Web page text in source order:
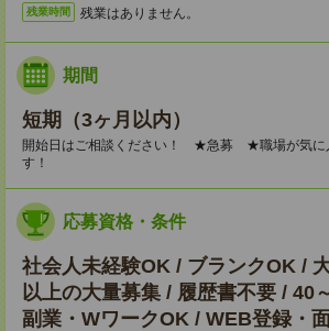
残業時間 残業はありません。
期間
短期（3ヶ月以内）
開始日はご相談ください！ ★急募 ★職場が気に
す！
応募資格・条件
社会人未経験OK / ブランクOK /
以上の大量募集 / 履歴書不要 / 40
副業・WワークOK / WEB登録・